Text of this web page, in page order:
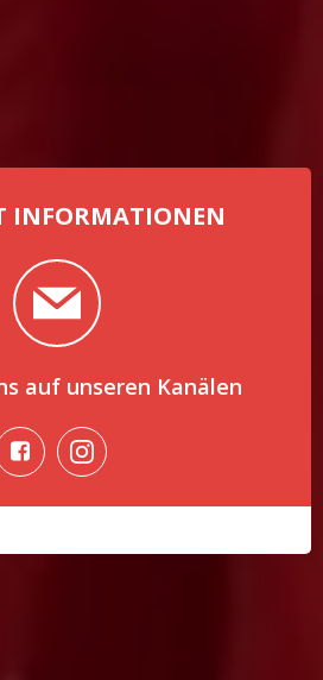
INFORMATIONEN
auf unseren Kanälen